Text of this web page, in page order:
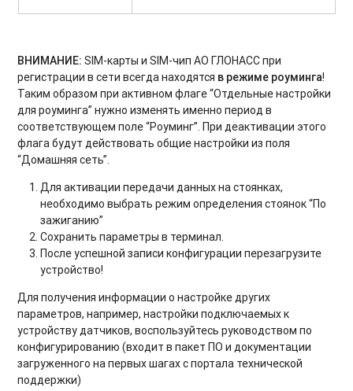
ВНИМАНИЕ: SIM-карты и SIM-чип АО ГЛОНАСС при
регистрации в сети всегда находятся в режиме роуминга!
Таким образом при активном флаге “Отдельные настройки
для роуминга” нужно изменять именно период в
соответствующем поле “Роуминг”. При деактивации этого
флага будут действовать общие настройки из поля
“Домашняя сеть”.
Для активации передачи данных на стоянках,
необходимо выбрать режим определения стоянок “По
зажиганию”
Сохранить параметры в терминал.
После успешной записи конфигурации перезагрузите
устройство!
Для получения информации о настройке других
параметров, например, настройки подключаемых к
устройству датчиков, воспользуйтесь руководством по
конфигурированию (входит в пакет ПО и документации
загруженного на первых шагах с портала технической
поддержки)